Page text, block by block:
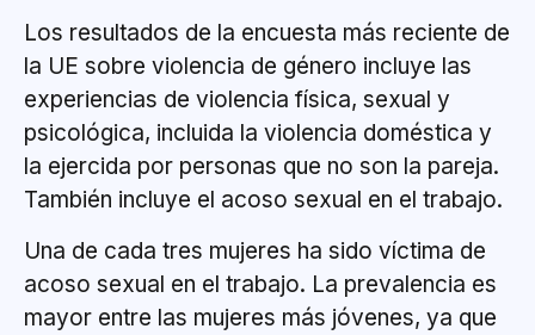
Los resultados de la encuesta más reciente de
la UE sobre violencia de género incluye las
experiencias de violencia física, sexual y
psicológica, incluida la violencia doméstica y
la ejercida por personas que no son la pareja.
También incluye el acoso sexual en el trabajo.
Una de cada tres mujeres ha sido víctima de
acoso sexual en el trabajo. La prevalencia es
mayor entre las mujeres más jóvenes, ya que